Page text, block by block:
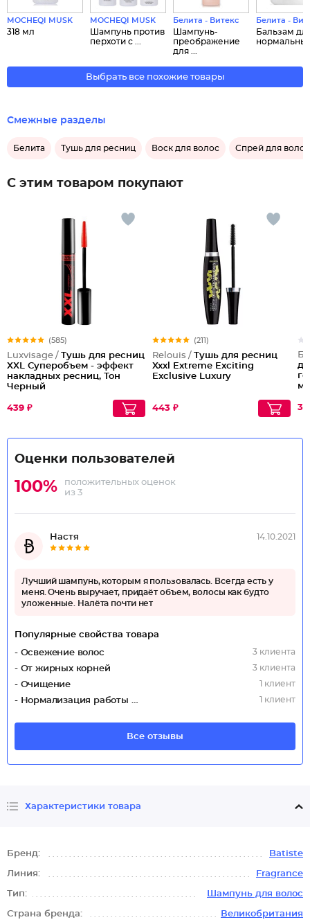
MOCHEQI MUSK
318 мл
MOCHEQI MUSK
Шампунь против
перхоти с ...
Белита - Витекс
Шампунь-
преображение
для ...
Белита -
Бальзам
Выбрать все похожие товары
Смежные разделы
Белита Тушь для ресниц Воск для волос Спрей для волос
С этим товаром покупают
(585)
Luxvisage / Тушь для ресниц
XXL Суперобъем - эффект
накладных ресниц, Тон
Черный
439 ₽
(211)
Relouis / Тушь для ресниц
Xxxl Extreme Exciting
Exclusive Luxury
443 ₽
мл
Оценки пользователей
100%
положительных оценок
из 3
Настя 14.10.2021
Лучший шампунь, которым я пользовалась. Всегда есть у
меня. Очень выручает, придаёт объем, волосы как будто
уложенные. Налёта почти нет
Популярные свойства товара
- Освежение волос
3 клиента
- От жирных корней 3 клиента
- Очищение 1 клиент
- Нормализация работы сальных желез 1 клиент
Все отзывы
Характеристики товара
Бренд: Batiste
Линия: Fragrance
Тип: Шампунь для волос
Страна бренда: Великобритания